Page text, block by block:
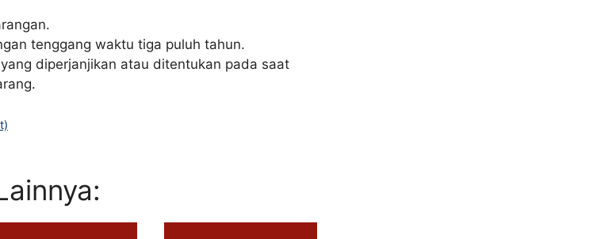
tenggang waktu tiga puluh tahun.
diperjanjikan atau ditentukan pada saat